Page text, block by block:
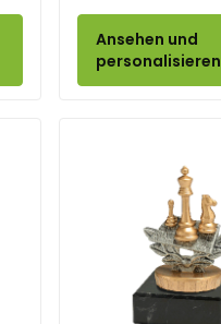
Ansehen und
personalisieren